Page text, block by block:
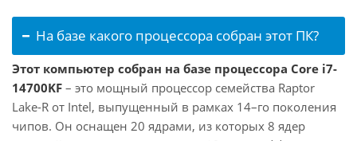
На базе какого процессора собран этот ПК?
Этот компьютер собран на базе процессора Core i7-
14700KF – это мощный процессор семейства Raptor
Lake-R от Intel, выпущенный в рамках 14–го поколения
чипов. Он оснащен 20 ядрами, из которых 8 ядер